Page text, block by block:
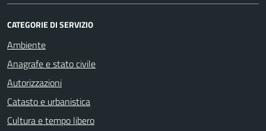
CATEGORIE DI SERVIZIO
Ambiente
Anagrafe e stato civile
Autorizzazioni
Catasto e urbanistica
Cultura e tempo libero